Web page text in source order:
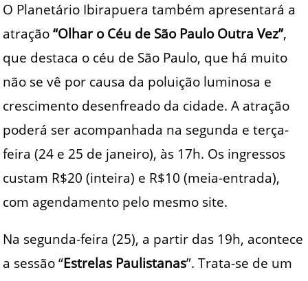
O Planetário Ibirapuera também apresentará a
atração“Olhar o Céu de São Paulo Outra Vez”,
que destaca o céu de São Paulo, que há muito
não se vê por causa da poluição luminosa e
crescimento desenfreado da cidade. A atração
poderá ser acompanhada na segunda e terça-
feira (24 e 25 de janeiro), às 17h. Os ingressos
custam R$20 (inteira) e R$10 (meia-entrada),
com agendamento pelo mesmo site.
Na segunda-feira (25), a partir das 19h, acontece
a sessão “Estrelas Paulistanas”. Trata-se de um